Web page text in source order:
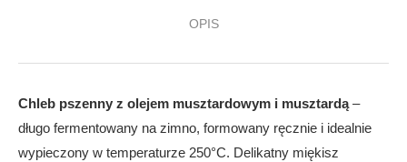
OPIS
Chleb pszenny z olejem musztardowym i musztardą–
długo fermentowany na zimno, formowany ręcznie i idealnie
wypieczony w temperaturze 250°C. Delikatny miękisz